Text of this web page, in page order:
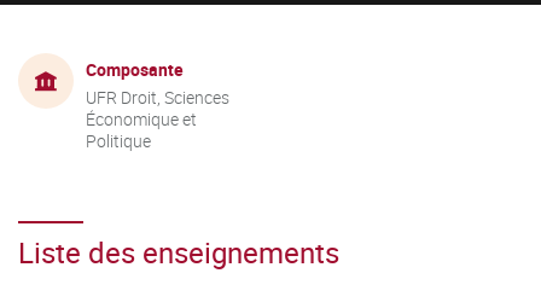
Composante
UFR Droit, Sciences
Économique et
Politique
Liste des enseignements